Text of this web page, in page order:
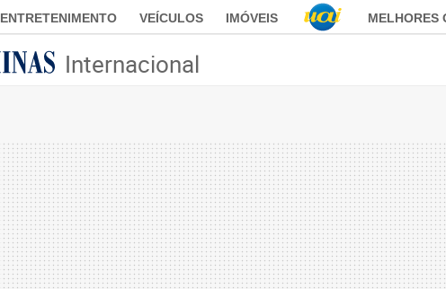
ENTRETENIMENTO VEÍCULOS IMÓVEIS MELHORES
Internacional